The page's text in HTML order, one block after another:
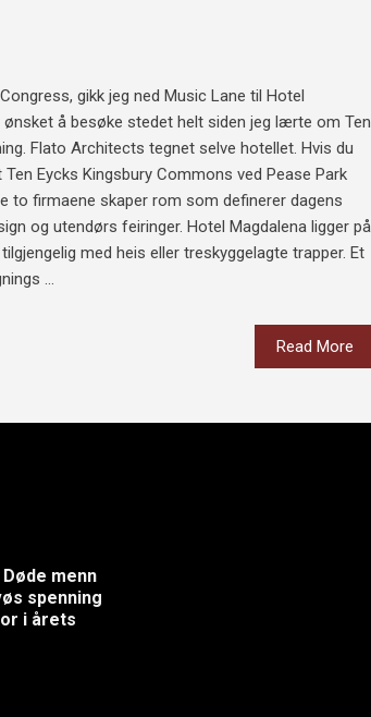
gikk jeg ned Music Lane til Hotel
å besøke stedet helt siden jeg lærte om Ten
Flato Architects tegnet selve hotellet. Hvis du
Eycks Kingsbury Commons ved Pease Park
to firmaene skaper rom som definerer dagens
og utendørs feiringer. Hotel Magdalena ligger på
med heis eller treskyggelagte trapper. Et
...
Read More
menn
spenning
i årets